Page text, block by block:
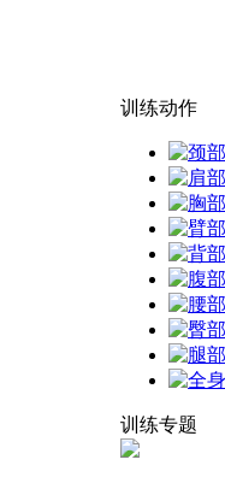
训练动作
训练专题